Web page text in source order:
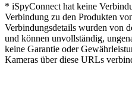
* iSpyConnect hat keine
Verbindung zu den Produkten
Verbindungsdetails wurden von
und können unvollständig,
keine Garantie oder
Kameras über diese URLs